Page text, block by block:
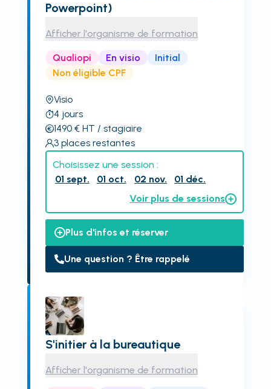
Powerpoint)
Afficher l'organisme de formation
Qualiopi En visio
Initial
Non éligible CPF
Visio
4 jours
1490€ HT / stagiaire
3 places restantes
Choisissez une session :
01 sept.
01 oct. 02 nov.
01 déc.
Voir plus de sessions
Plus d'infos et réserver
Une question ? Être rappelé
S'initier à la bureautique
Afficher l'organisme de formation